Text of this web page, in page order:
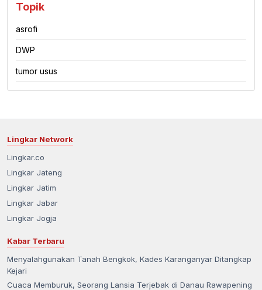
Topik
asrofi
DWP
tumor usus
Lingkar Network
Lingkar.co
Lingkar Jateng
Lingkar Jatim
Lingkar Jabar
Lingkar Jogja
Kabar Terbaru
Menyalahgunakan Tanah Bengkok, Kades Karanganyar Ditangkap
Kejari
Cuaca Memburuk, Seorang Lansia Terjebak di Danau Rawapening